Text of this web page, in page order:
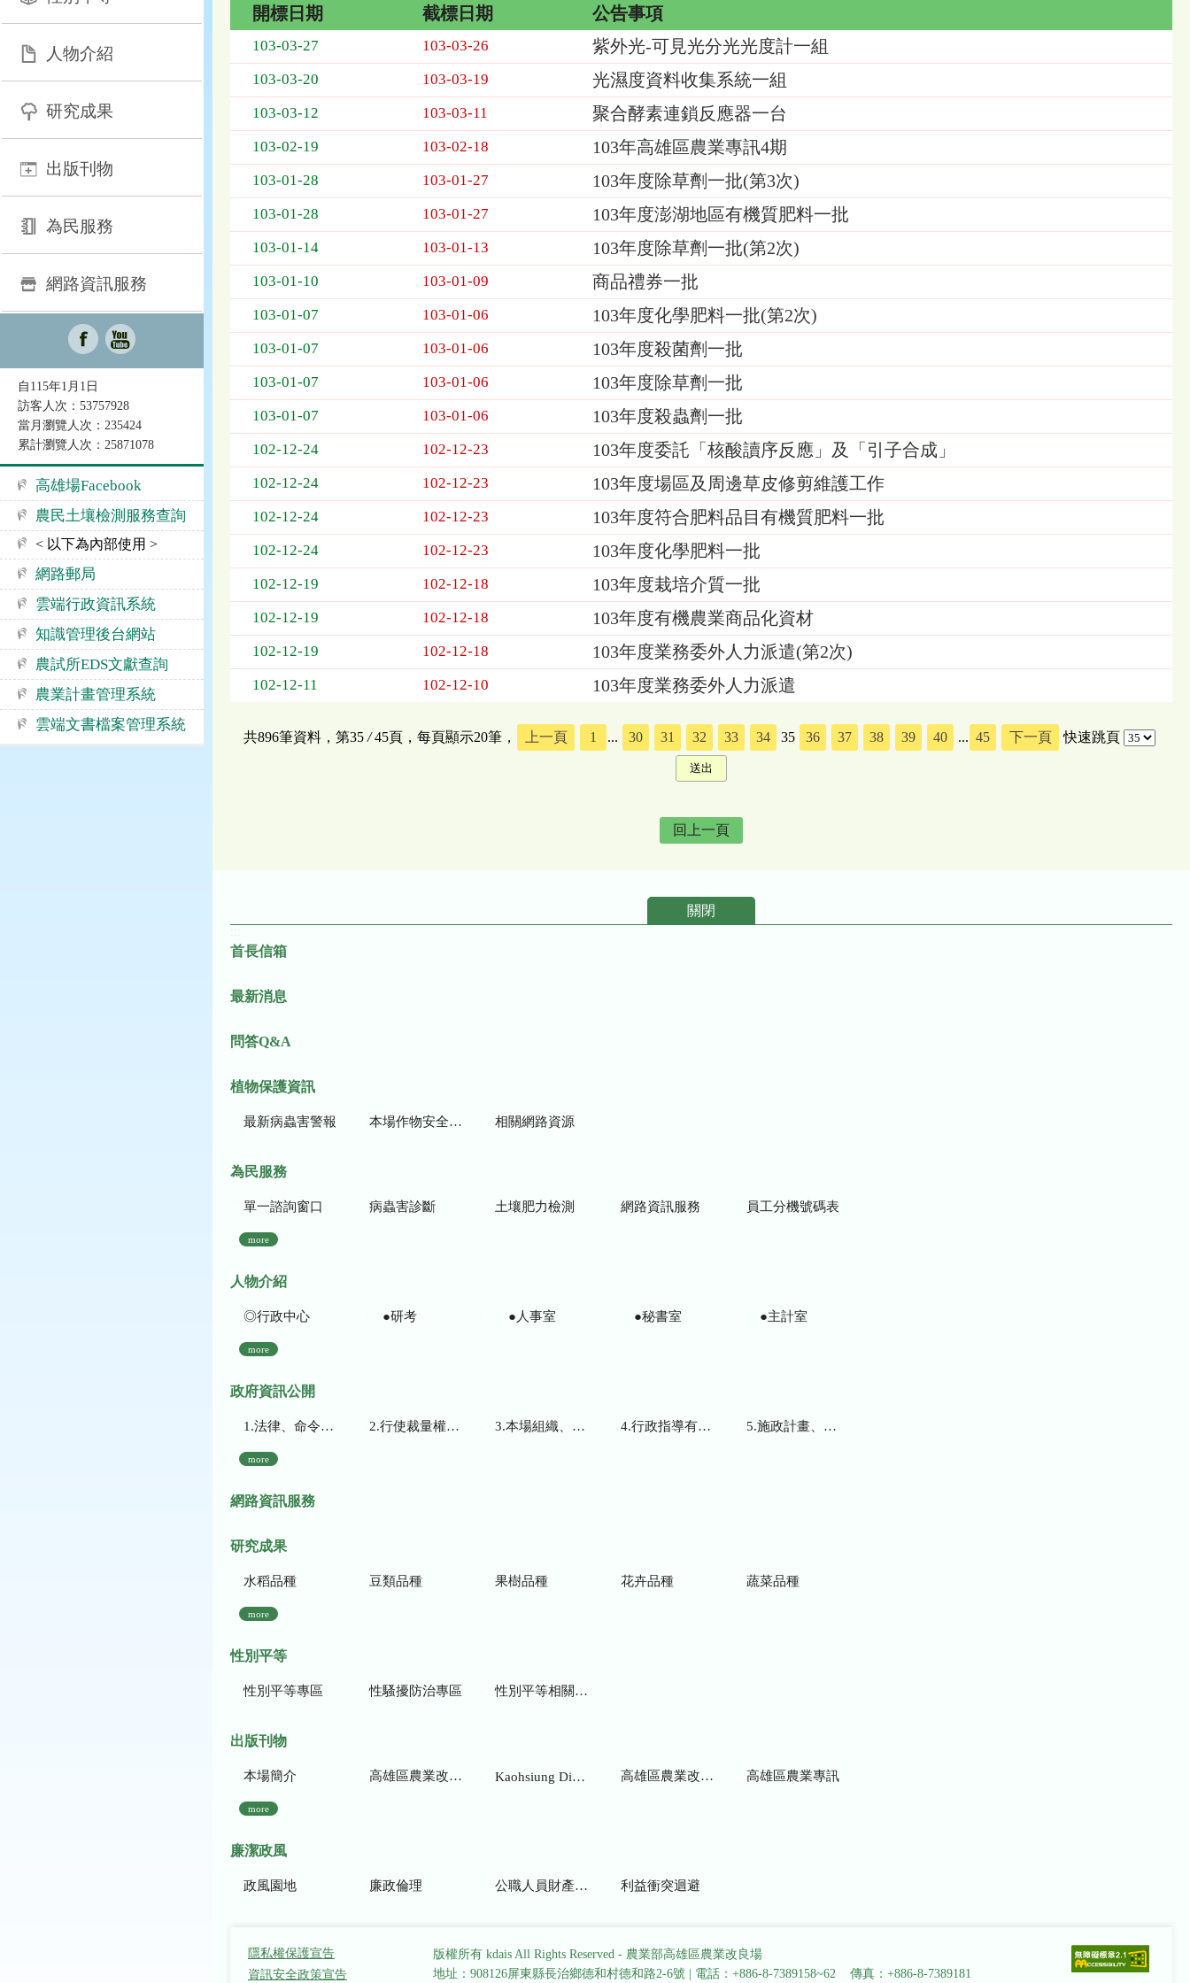
人物介紹
研究成果
出版刊物
為民服務
網路資訊服務
自115年1月1日
訪客人次：53757928
當月瀏覽人次：235424
累計瀏覽人次：25871078
高雄場Facebook
農民土壤檢測服務查詢
< 以下為內部使用 >
網路郵局
雲端行政資訊系統
知識管理後台網站
農試所EDS文獻查詢
農業計畫管理系統
雲端文書檔案管理系統
購
表，
位
為：
期、
標
開標日期 截標日期 公告事項
103-03-27 103-03-26 紫外光-可見光分光光度計一組
103-03-20 103-03-19 光濕度資料收集系統一組
103-03-12 103-03-11 聚合酵素連鎖反應器一台
103-02-19 103-02-18 103年高雄區農業專訊4期
103-01-28 103-01-27 103年度除草劑一批(第3次)
103-01-28 103-01-27 103年度澎湖地區有機質肥料一批
103-01-14 103-01-13 103年度除草劑一批(第2次)
103-01-10 103-01-09 商品禮券一批
103-01-07 103-01-06 103年度化學肥料一批(第2次)
103-01-07 103-01-06 103年度殺菌劑一批
103-01-07 103-01-06 103年度除草劑一批
103-01-07 103-01-06 103年度殺蟲劑一批
102-12-24 102-12-23 103年度委託「核酸讀序反應」及「引子合成」
102-12-24 102-12-23 103年度場區及周邊草皮修剪維護工作
102-12-24 102-12-23 103年度符合肥料品目有機質肥料一批
102-12-24 102-12-23 103年度化學肥料一批
102-12-19 102-12-18 103年度栽培介質一批
102-12-19 102-12-18 103年度有機農業商品化資材
102-12-19 102-12-18 103年度業務委外人力派遣(第2次)
102-12-11 102-12-10 103年度業務委外人力派遣
共896筆資料，第35 /45頁，每頁顯示20筆， 上一頁 1 ... 30 31 32 33 34 35 36 37 38 39 40 ... 45 下一頁 快速跳頁
回上一頁
關閉
首長信箱
最新消息
問答Q&A
植物保護資訊
最新病蟲害警報 本場作物安全用藥資訊 相關網路資源
為民服務
單一諮詢窗口 病蟲害診斷 土壤肥力檢測 網路資訊服務 員工分機號碼表
more
人物介紹
◎行政中心 ●研考 ●人事室 ●秘書室 ●主計室
more
政府資訊公開
1.法律、命令、法規命令 2.行使裁量權而訂頒之解釋性規定及裁量基準 3.本場組織、職掌及聯絡資訊 4.行政指導有關文書 5.施政計畫、業務統計及研究報告
more
網路資訊服務
研究成果
水稻品種 豆類品種 果樹品種 花卉品種 蔬菜品種
more
性別平等
性別平等專區 性騷擾防治專區 性別平等相關網站
出版刊物
本場簡介 高雄區農業改良場研究彙報 Kaohsiung District Agricultural Research and Extension Station 高雄區農業改良場年報 高雄區農業專訊
more
廉潔政風
政風園地 廉政倫理 公職人員財產申報 利益衝突迴避
隱私權保護宣告
資訊安全政策宣告
版權所有 kdais All Rights Reserved - 農業部高雄區農業改良場
地址：908126屏東縣長治鄉德和村德和路2-6號
電話：+886-8-7389158~62 傳真：+886-8-7389181